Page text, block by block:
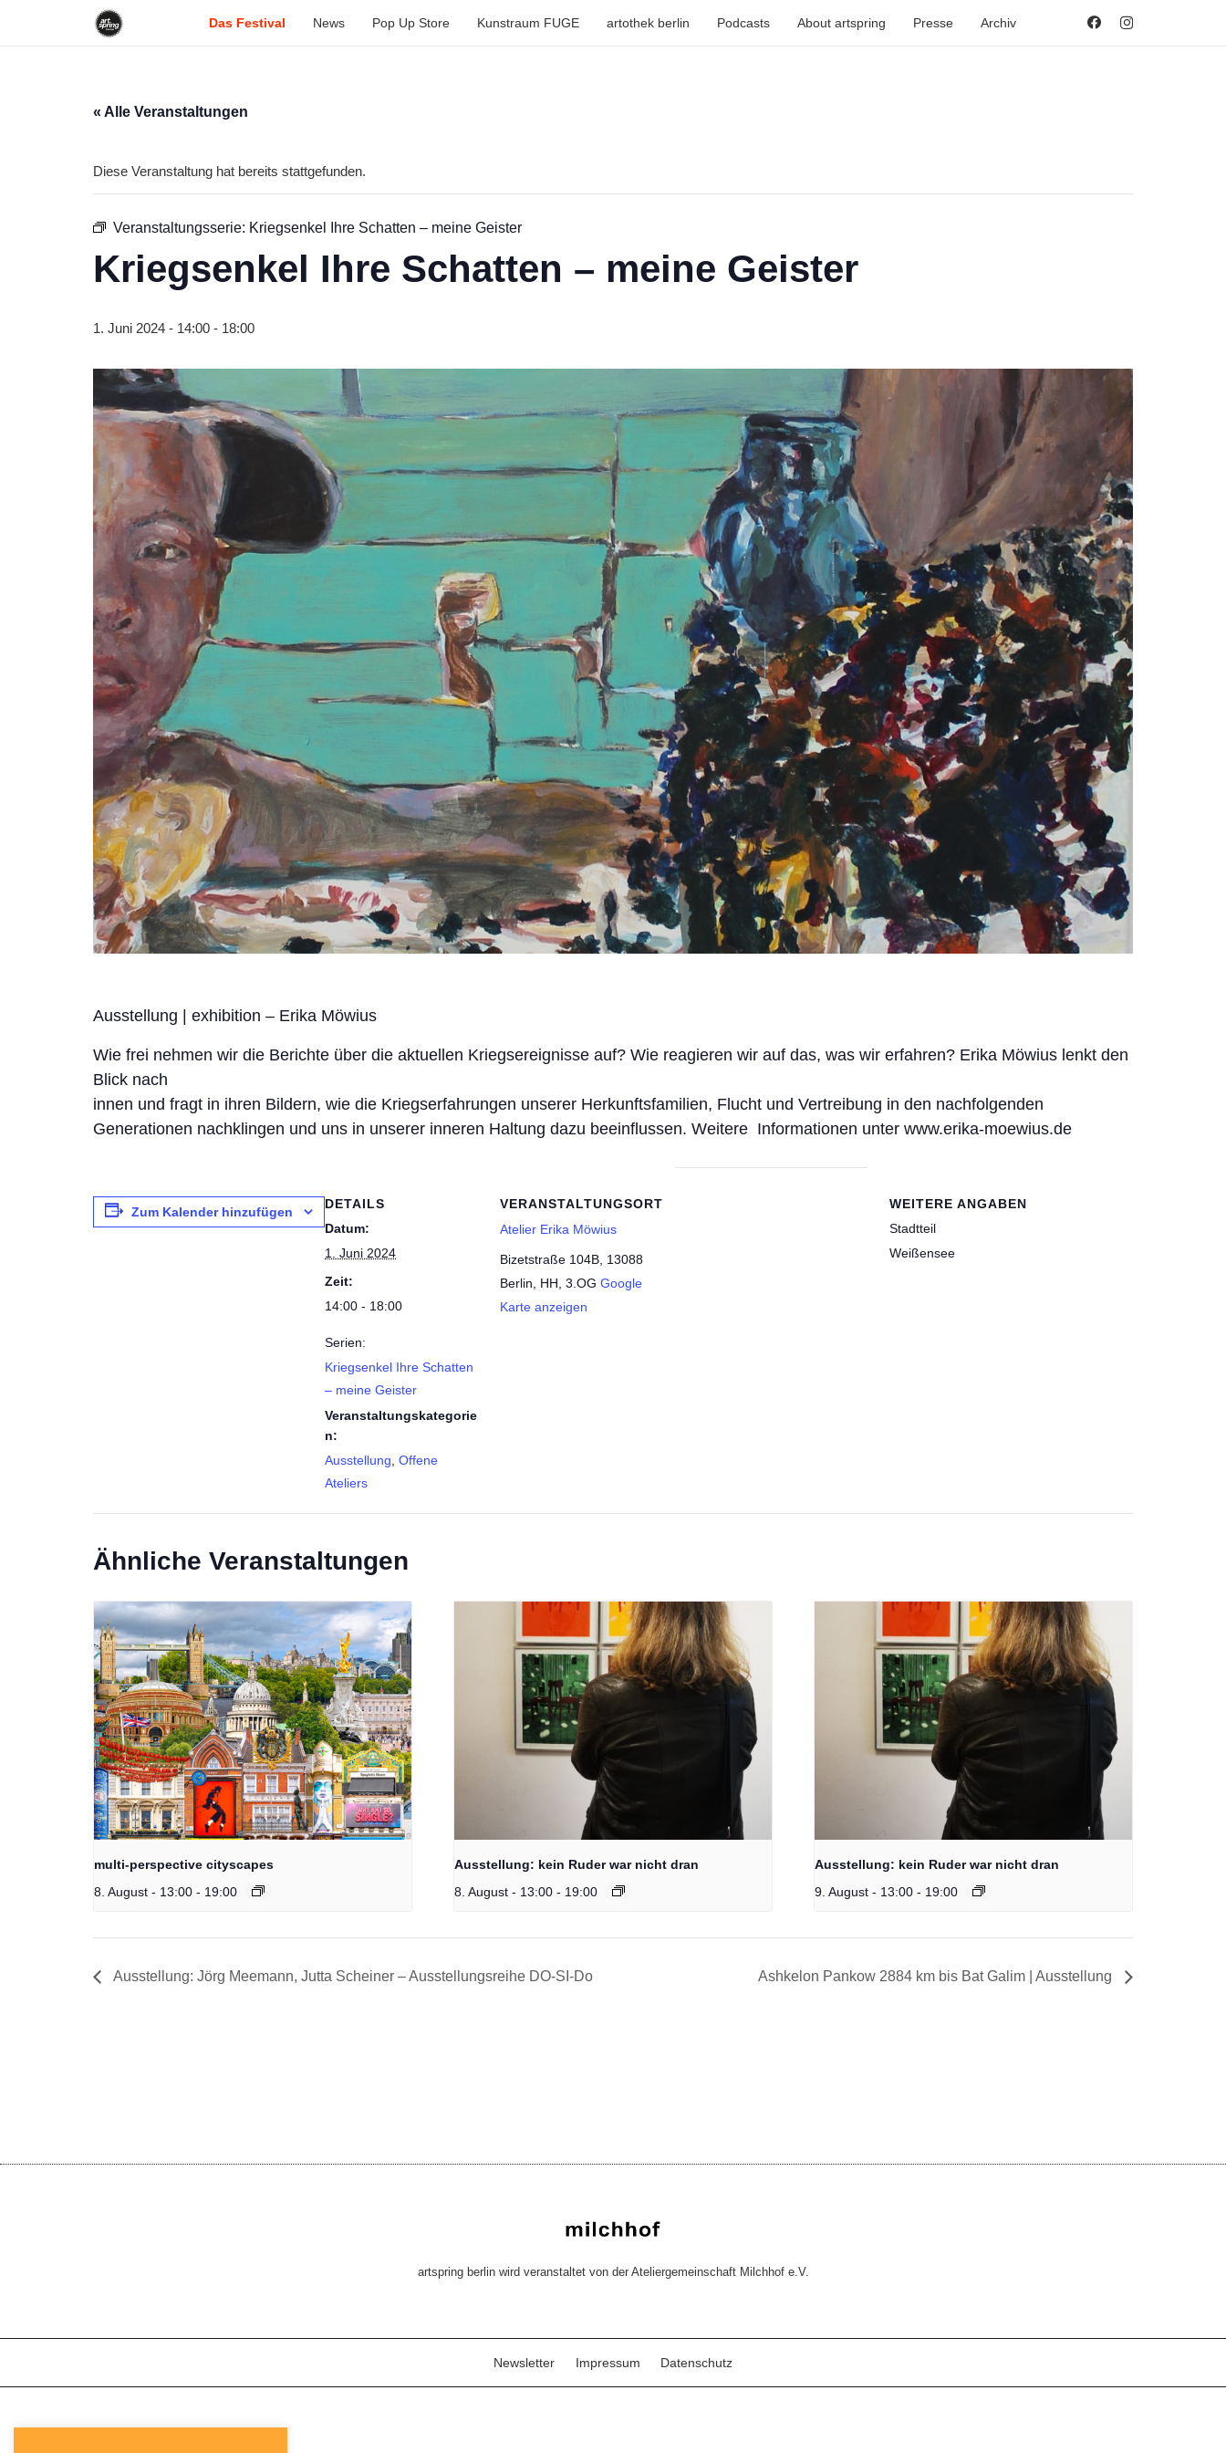
Das Festival News Pop Up Store Kunstraum FUGE artothek berlin Podcasts About artspring Presse Archiv
« Alle Veranstaltungen
Diese Veranstaltung hat bereits stattgefunden.
Veranstaltungsserie: Kriegsenkel Ihre Schatten – meine Geister
Kriegsenkel Ihre Schatten – meine Geister
1. Juni 2024 - 14:00 - 18:00
Ausstellung | exhibition – Erika Möwius
Wie frei nehmen wir die Berichte über die aktuellen Kriegsereignisse auf? Wie reagieren wir auf das, was wir erfahren? Erika Möwius lenkt den
Blick nach
innen und fragt in ihren Bildern, wie die Kriegserfahrungen unserer Herkunftsfamilien, Flucht und Vertreibung in den nachfolgenden
Generationen nachklingen und uns in unserer inneren Haltung dazu beeinflussen. Weitere Informationen unter www.erika-moewius.de
Zum Kalender hinzufügen
DETAILS
Datum:
1. Juni 2024
Zeit:
14:00 - 18:00
Serien:
Kriegsenkel Ihre Schatten
– meine Geister
Veranstaltungskategorie
n:
Ausstellung, Offene
Ateliers
VERANSTALTUNGSORT
Atelier Erika Möwius
Bizetstraße 104B, 13088
Berlin, HH, 3.OG Google
Karte anzeigen
WEITERE ANGABEN
Stadtteil
Weißensee
Ähnliche Veranstaltungen
multi-perspective cityscapes
8. August - 13:00 - 19:00
Ausstellung: kein Ruder war nicht dran
8. August - 13:00 - 19:00
Ausstellung: kein Ruder war nicht dran
9. August - 13:00 - 19:00
Ausstellung: Jörg Meemann, Jutta Scheiner – Ausstellungsreihe DO-SI-Do Ashkelon Pankow 2884 km bis Bat Galim | Ausstellung
artspring berlin wird veranstaltet von der Ateliergemeinschaft Milchhof e.V.
Newsletter Impressum Datenschutz